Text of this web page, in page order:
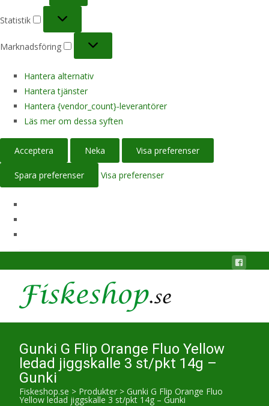
Statistik
Marknadsföring
Hantera alternativ
Hantera tjänster
Hantera {vendor_count}-leverantörer
Läs mer om dessa syften
Acceptera Neka Visa preferenser
Spara preferenser Visa preferenser
Gunki G Flip Orange Fluo Yellow
ledad jiggskalle 3 st/pkt 14g –
Gunki
Fiskeshop.se > Produkter > Gunki G Flip Orange Fluo
Yellow ledad jiggskalle 3 st/pkt 14g – Gunki